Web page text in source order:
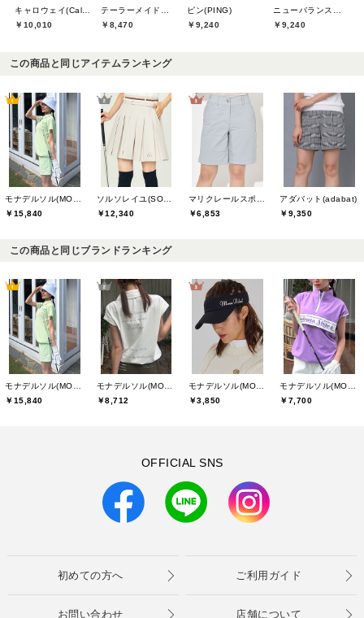
キャロウェイ(Callaway)
￥10,010
テーラーメイドゴルフ(TaylorMade Golf)
￥8,470
ピン(PING)
￥9,240
ニューバランスゴルフ(New Balance Golf)
￥9,240
この商品と同じアイテムランキング
￥15,840
￥12,340
￥6,853
アダバット(adabat)
￥9,350
この商品と同じブランドランキング
￥15,840
￥8,712
￥3,850
￥7,700
OFFICIAL SNS
初めての方へ ご利用ガイド
お問い合わせ 店舗について